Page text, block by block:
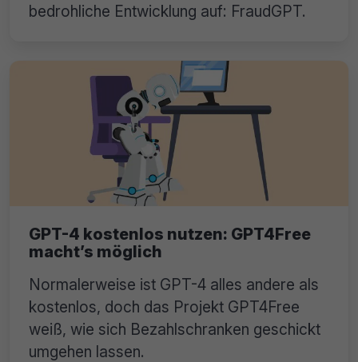
bedrohliche Entwicklung auf: FraudGPT.
GPT-4 kostenlos nutzen: GPT4Free
macht’s möglich
Normalerweise ist GPT-4 alles andere als
kostenlos, doch das Projekt GPT4Free
weiß, wie sich Bezahlschranken geschickt
umgehen lassen.